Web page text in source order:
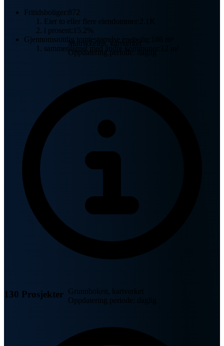
Fritidsboliger:872
Eier to eller flere eiendommer:
i prosent: 15.2%
Gjennomsnittlig tomtestørrelse enebolig:
sammenlignet med andre kommuner:
Matrikkelen, kartverket
Oppdatering periode: daglig
130 Prosjekter Grunnboken, kartverket
Oppdatering periode: daglig